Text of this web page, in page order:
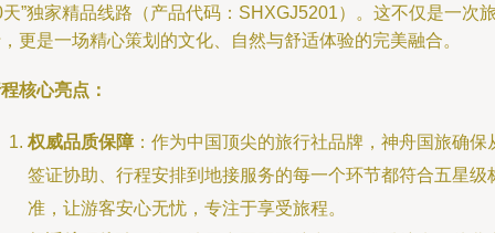
”独家精品线路（产品代码：SHXGJ5201）。这不仅是一次
更是一场精心策划的文化、自然与舒适体验的完美融合。
核心亮点：
权威品质保障 ：作为中国顶尖的旅行社品牌，神舟国旅确保
签证协助、行程安排到地接服务的每一个环节都符合五星级
准，让游客安心无忧，专注于享受旅程。